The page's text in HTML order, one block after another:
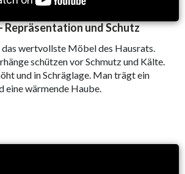
Repräsentation und Schutz
wertvollste Möbel des Hausrats.
schützen vor Schmutz und Kälte.
und in Schräglage. Man trägt ein
eine wärmende Haube.